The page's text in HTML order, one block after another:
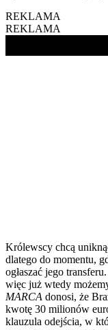
REKLAMA
REKLAMA
Królewscy chcą
dlatego do momentu,
ogłaszać jego
więc już wtedy
MARCA donosi, że
kwotę 30 milionów
klauzula odejścia, w